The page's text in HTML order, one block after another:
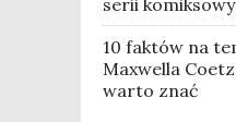
10 faktów na
Maxwella
warto znać